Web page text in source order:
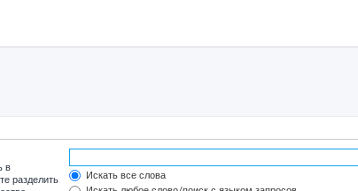
в
разделить
Искать все слова